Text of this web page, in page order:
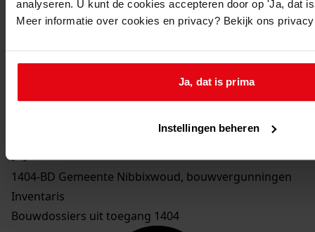
analyseren. U kunt de cookies accepteren door op 'Ja, dat
Meer informatie over cookies en privacy? Bekijk ons
Ja, dat is prima
Instellingen beheren
1030Bouw woonhuis met boet, 1915
Bouw woonhuis met werkplaats, 1915
1034
1404-BD Gemeente Nibbixwoud, bouwvergunningen
Inventaris
Bouwdossiers uit toegang 1404